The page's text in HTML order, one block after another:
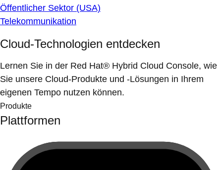
Öffentlicher Sektor (USA)
Telekommunikation
Cloud-Technologien entdecken
Lernen Sie in der Red Hat® Hybrid Cloud Console, wie
Sie unsere Cloud-Produkte und -Lösungen in Ihrem
eigenen Tempo nutzen können.
Produkte
Plattformen